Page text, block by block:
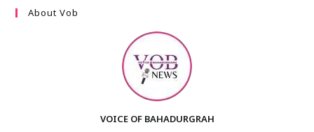
About Vob
VOICE OF BAHADURGRAH